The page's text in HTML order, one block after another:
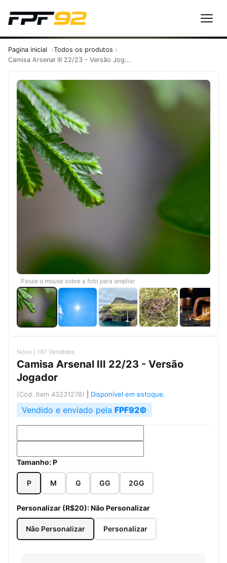
Pagina inicial
Todos os produtos
Camisa Arsenal III 22/23 - Versão Jog...
Passe o mouse sobre a foto para ampliar
Novo | 197 Vendidos
Camisa Arsenal III 22/23 - Versão
Jogador
(Cód. Item 43231278) Disponível em estoque.
Vendido e enviado pela FPF92©
Tamanho:P
P M G GG 2GG
Personalizar (R$20):Não Personalizar
Não Personalizar Personalizar